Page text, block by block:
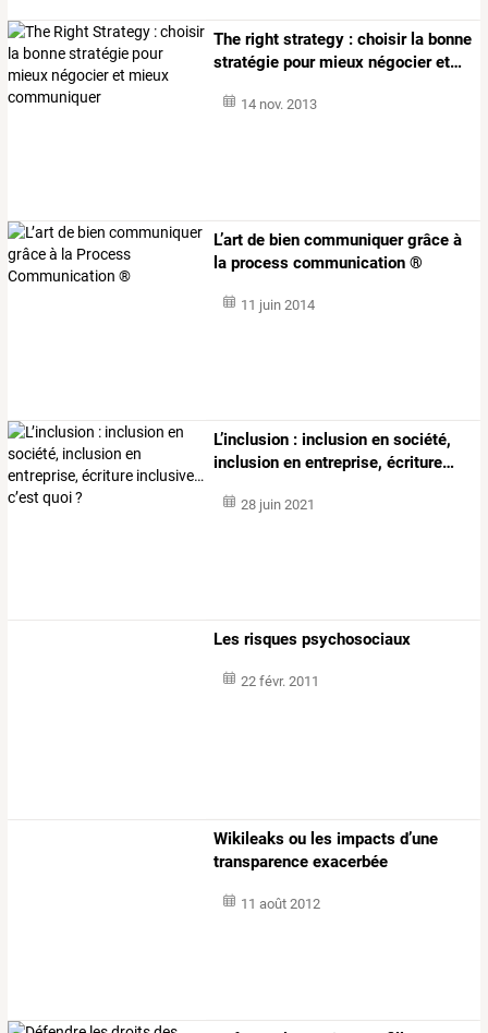
The right strategy : choisirla bonne
stratégie pourmieux négocieret…
14 nov. 2013
L’art de bien communiquer grâce à
la process communication ®
11 juin 2014
L’inclusion : inclusion en société,
inclusion en entreprise, écriture…
28 juin 2021
Les risques psychosociaux
22 févr. 2011
Wikileaks ou les impacts d’une
transparence exacerbée
11 août 2012